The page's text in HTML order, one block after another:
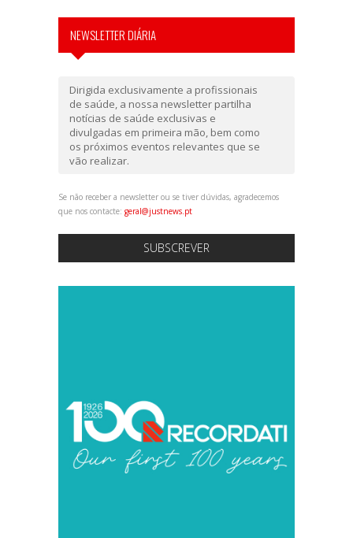
NEWSLETTER DIÁRIA
Dirigida exclusivamente a profissionais
de saúde, a nossa newsletter partilha
notícias de saúde exclusivas e
divulgadas em primeira mão, bem como
os próximos eventos relevantes que se
vão realizar.
Se não receber a newsletter ou se tiver dúvidas, agradecemos
que nos contacte: geral@justnews.pt
SUBSCREVER